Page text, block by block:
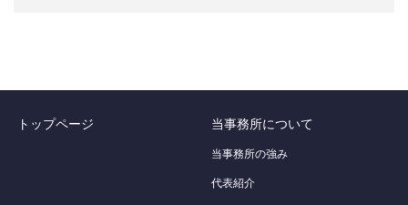
トップページ 当事務所について
当事務所の強み
代表紹介